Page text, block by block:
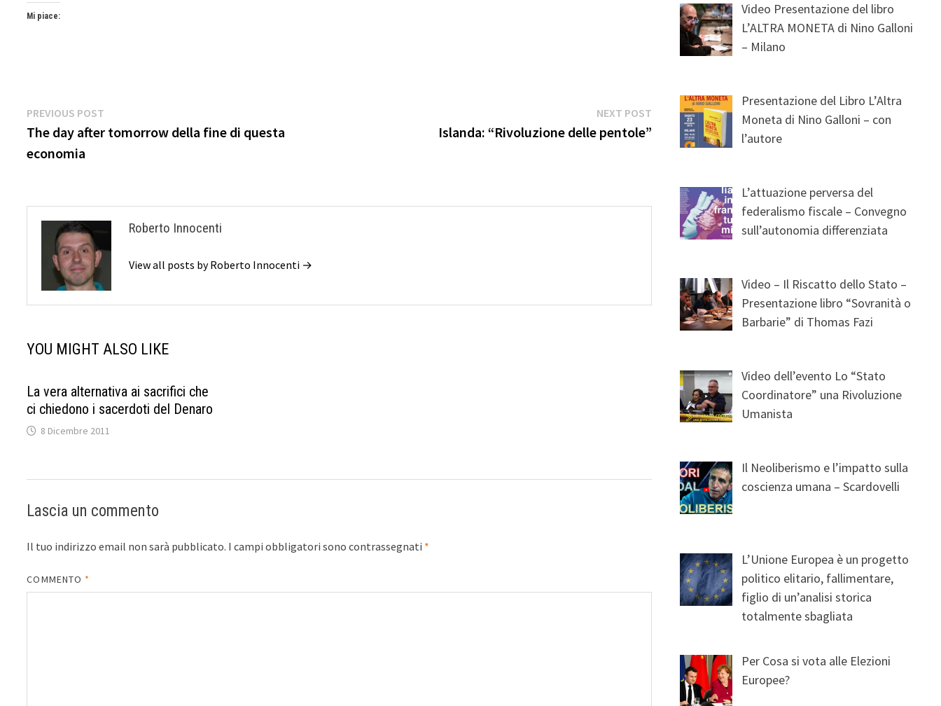
Mi piace:
Navigazione
articoli
PREVIOUS POST
post:
The day after tomorrow della fine di questa
economia
NEXT POSTNext
post:
Islanda: “Rivoluzione delle pentole”
Roberto Innocenti
View all posts by Roberto Innocenti →
YOU MIGHT ALSO LIKE
La vera alternativa ai sacrifici che
ci chiedono i sacerdoti del Denaro
8 Dicembre 2011
Lascia un commento
Il tuo indirizzo email non sarà pubblicato. I campi obbligatori sono contrassegnati *
COMMENTO *
Video Presentazione del libro
L’ALTRA MONETA di Nino Galloni
– Milano
Presentazione del Libro L’Altra
Moneta di Nino Galloni – con
l’autore
L’attuazione perversa del
federalismo fiscale – Convegno
sull’autonomia differenziata
Video – Il Riscatto dello Stato –
Presentazione libro “Sovranità o
Barbarie” di Thomas Fazi
Video dell’evento Lo “Stato
Coordinatore” una Rivoluzione
Umanista
Il Neoliberismo e l’impatto sulla
coscienza umana – Scardovelli
L’Unione Europea è un progetto
politico elitario, fallimentare,
figlio di un’analisi storica
totalmente sbagliata
Per Cosa si vota alle Elezioni
Europee?